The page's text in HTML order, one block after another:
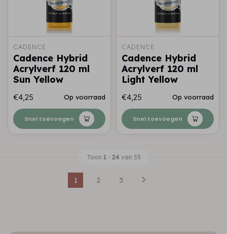
CADENCE
Cadence Hybrid
Acrylverf 120 ml
Sun Yellow
€4,25 Op voorraad
Snel toevoegen
CADENCE
Cadence Hybrid
Acrylverf 120 ml
Light Yellow
€4,25 Op voorraad
Snel toevoegen
Toon 1- 24van 55
1 2 3